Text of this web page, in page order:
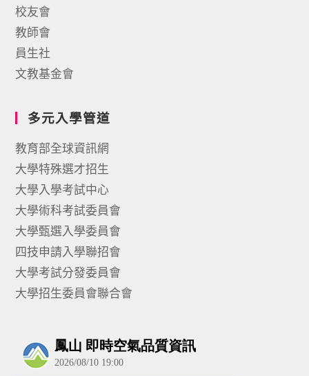
校友會
教師會
員生社
文教基金會
多元入學管道
教育部全球資訊網
大學特殊選才招生
大學入學考試中心
大學術科考試委員會
大學甄選入學委員會
四技申請入學聯招會
大學考試分發委員會
大學招生委員會聯合會